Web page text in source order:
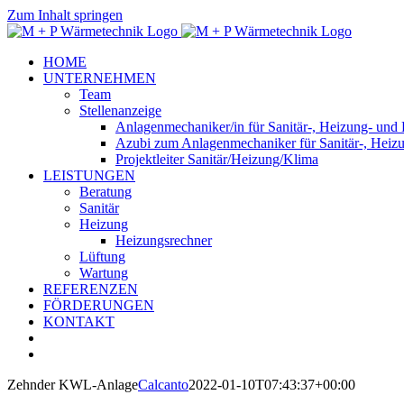
Zum Inhalt springen
HOME
UNTERNEHMEN
Team
Stellenanzeige
Anlagenmechaniker/in für Sanitär-, Heizung-
Azubi zum Anlagenmechaniker für Sanitär-,
Projektleiter Sanitär/Heizung/Klima
LEISTUNGEN
Beratung
Sanitär
Heizung
Heizungsrechner
Lüftung
Wartung
REFERENZEN
FÖRDERUNGEN
KONTAKT
Zehnder KWL-AnlageCalcanto2022-01-10T07:43:37+00:00